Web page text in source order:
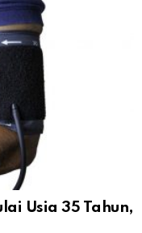
Usia 35 Tahun,